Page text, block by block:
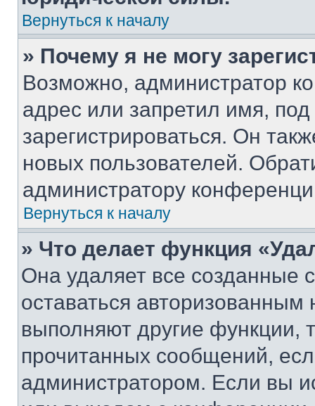
Вернуться к началу
» Почему я не могу
Возможно, администратор
адрес или запретил имя,
зарегистрироваться. Он
новых пользователей.
администратору
Вернуться к началу
» Что делает функция
Она удаляет все созданные
оставаться
выполняют другие функции,
прочитанных сообщений,
администратором. Если вы